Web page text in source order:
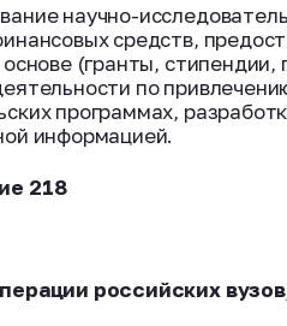
научно-
средств,
основе (гранты,
по
программах,
информацией.
218
российских